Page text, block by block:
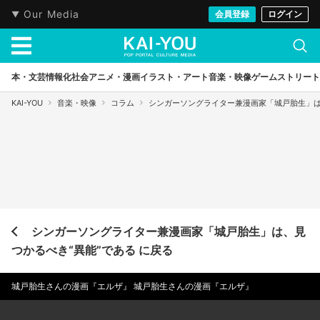
Our Media 会員登録 ログイン
本・文芸情報化社会アニメ・漫画イラスト・アート音楽・映像ゲームストリート
KAI-YOU 音楽・映像 コラム シンガーソングライター兼漫画家「城戸胎生」
シンガーソングライター兼漫画家「城戸胎生」は、見
つかるべき“異能”である に戻る
城戸胎生さんの漫画『エルザ』 城戸胎生さんの漫画『エルザ』